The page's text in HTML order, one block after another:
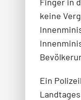
keine
Ein